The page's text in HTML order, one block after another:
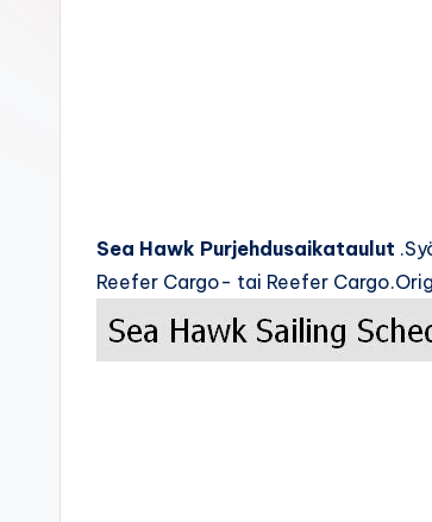
Sea Hawk Purjehdusaikataulut
Reefer Cargo- tai Reefer